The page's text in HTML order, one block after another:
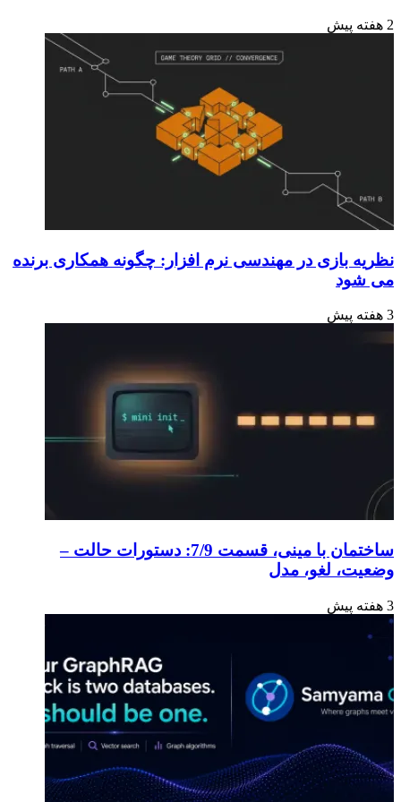
2 هفته پیش
نظریه بازی در مهندسی نرم افزار: چگونه همکاری برنده
می شود
3 هفته پیش
ساختمان با مینی، قسمت 7/9: دستورات حالت –
وضعیت، لغو، مدل
3 هفته پیش